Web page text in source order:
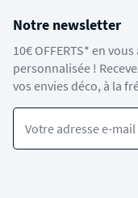
Notre newsletter
10€ OFFERTS* en
personnalisée !
vos envies déco, à la
Votre adresse e-mail